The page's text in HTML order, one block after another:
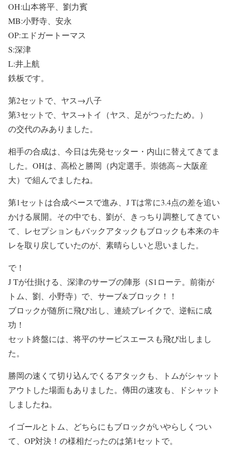
OH:山本将平、劉力賓
MB:小野寺、安永
OP:エドガートーマス
S:深津
L:井上航
鉄板です。
第2セットで、ヤス→八子
第3セットで、ヤス→トイ（ヤス、足がつったため。）
の交代のみありました。
相手の合成は、今日は先発セッター・内山に替えてきてま
した。OHは、高松と勝岡（内定選手。崇徳高～大阪産
大）で組んでましたね。
第1セットは合成ペースで進み、J Tは常に3.4点の差を追い
かける展開。その中でも、劉が、きっちり調整してきてい
て、レセプションもバックアタックもブロックも本来のキ
レを取り戻していたのが、素晴らしいと思いました。
で！
J Tが仕掛ける、深津のサーブの陣形（S1ローテ。前衛が
トム、劉、小野寺）で、サーブ&ブロック！！
ブロックが随所に飛び出し、連続ブレイクで、逆転に成
功！
セット終盤には、将平のサービスエースも飛び出しまし
た。
勝岡の速くて切り込んでくるアタックも、トムがシャット
アウトした場面もありました。傳田の速攻も、ドシャット
しましたね。
イゴールとトム、どちらにもブロックがいやらしくつい
て、OP対決！の様相だったのは第1セットで。